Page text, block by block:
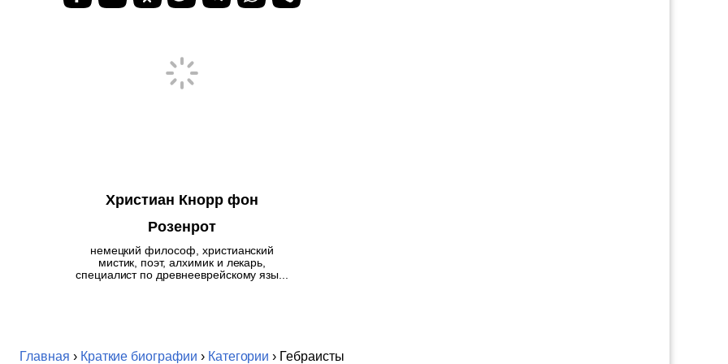
Христиан Кнорр фон
Розенрот
немецкий философ, христианский
мистик, поэт, алхимик и лекарь,
специалист по древнееврейскому язы...
Главная › Краткие биографии › Категории › Гебраисты